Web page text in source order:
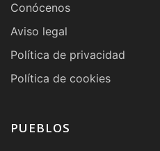
Conócenos
Aviso legal
Política de privacidad
Política de cookies
PUEBLOS